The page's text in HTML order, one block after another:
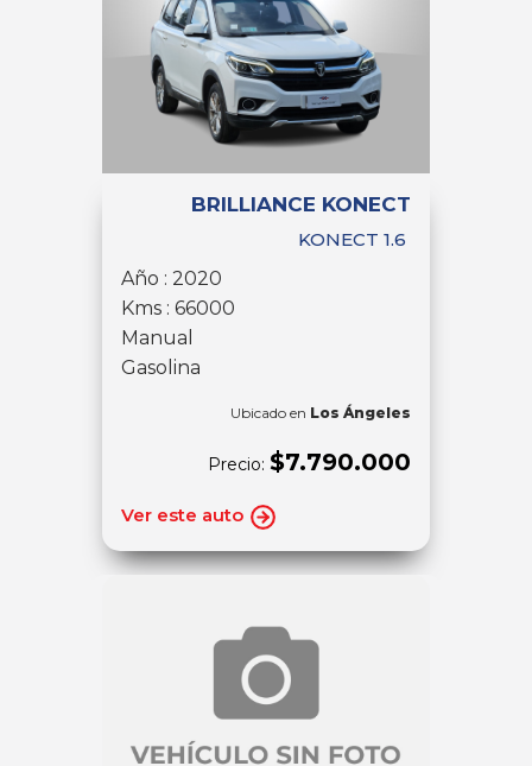
BRILLIANCE KONECT
KONECT 1.6
Año : 2020
Kms : 66000
Manual
Gasolina
Ubicado en Los Ángeles
Precio: $7.790.000
Ver este auto